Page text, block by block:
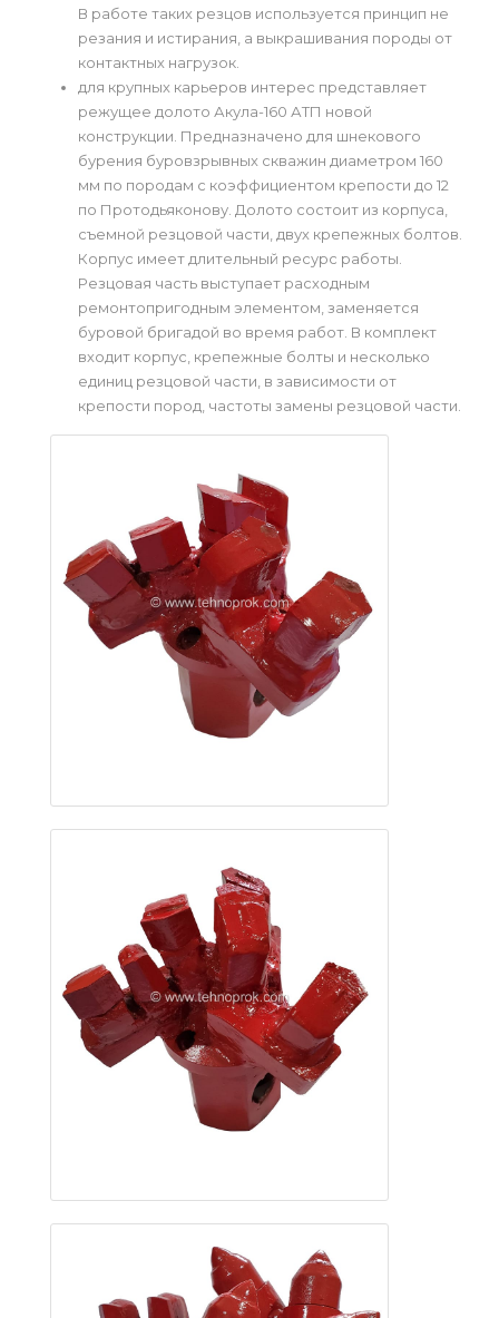
В работе таких резцов используется принцип не
резания и истирания, а выкрашивания породы от
контактных нагрузок.
для крупных карьеров интерес представляет
режущее долото Акула-160 АТП новой
конструкции. Предназначено для шнекового
бурения буровзрывных скважин диаметром 160
мм по породам с коэффициентом крепости до 12
по Протодьяконову. Долото состоит из корпуса,
съемной резцовой части, двух крепежных болтов.
Корпус имеет длительный ресурс работы.
Резцовая часть выступает расходным
ремонтопригодным элементом, заменяется
буровой бригадой во время работ. В комплект
входит корпус, крепежные болты и несколько
единиц резцовой части, в зависимости от
крепости пород, частоты замены резцовой части.